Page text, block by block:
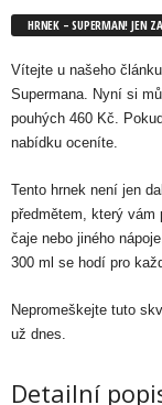
HRNEK – SUPERMAN! JEN
Vítejte u našeho
Supermana. Nyní si
pouhých 460 Kč.
nabídku oceníte.
Tento hrnek není jen
předmětem, který vám
čaje nebo jiného
300 ml se hodí pro
Nepromeškejte tuto
už dnes.
Detailní